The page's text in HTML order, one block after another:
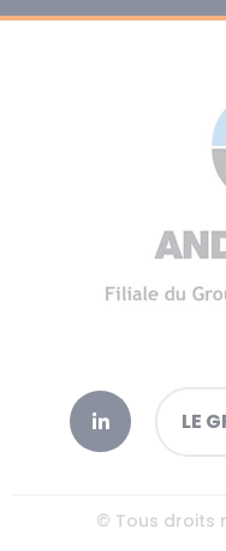
LE
© Tous droits